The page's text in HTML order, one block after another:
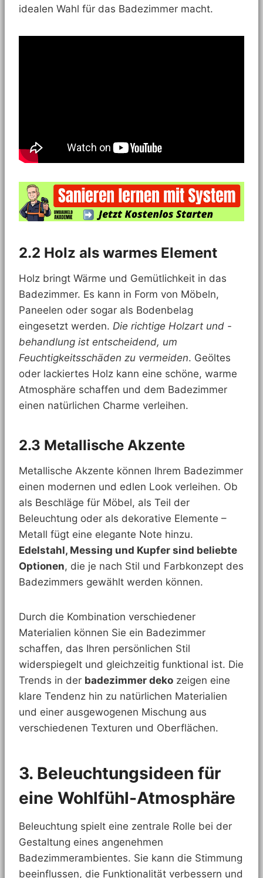
idealen Wahl für das Badezimmer macht.
2.2 Holz als warmes Element
Holz bringt Wärme und Gemütlichkeit in das
Badezimmer. Es kann in Form von Möbeln,
Paneelen oder sogar als Bodenbelag
eingesetzt werden. Die richtige Holzart und -
behandlung ist entscheidend, um
Feuchtigkeitsschäden zu vermeiden. Geöltes
oder lackiertes Holz kann eine schöne, warme
Atmosphäre schaffen und dem Badezimmer
einen natürlichen Charme verleihen.
2.3 Metallische Akzente
Metallische Akzente können Ihrem Badezimmer
einen modernen und edlen Look verleihen. Ob
als Beschläge für Möbel, als Teil der
Beleuchtung oder als dekorative Elemente –
Metall fügt eine elegante Note hinzu.
Edelstahl, Messing und Kupfer sind beliebte
Optionen, die je nach Stil und Farbkonzept des
Badezimmers gewählt werden können.
Durch die Kombination verschiedener
Materialien können Sie ein Badezimmer
schaffen, das Ihren persönlichen Stil
widerspiegelt und gleichzeitig funktional ist. Die
Trends in der badezimmer deko zeigen eine
klare Tendenz hin zu natürlichen Materialien
und einer ausgewogenen Mischung aus
verschiedenen Texturen und Oberflächen.
3. Beleuchtungsideen für
eine Wohlfühl-Atmosphäre
Beleuchtung spielt eine zentrale Rolle bei der
Gestaltung eines angenehmen
Badezimmerambientes. Sie kann die Stimmung
beeinflussen, die Funktionalität verbessern und